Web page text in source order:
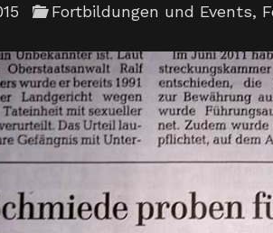
Fortbildungen und Events,